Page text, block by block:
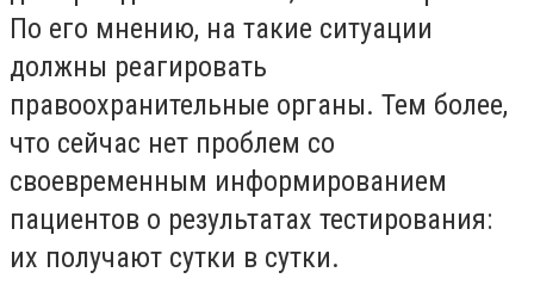
По его мнению, на такие ситуации
должны реагировать
правоохранительные органы. Тем более,
что сейчас нет проблем со
своевременным информированием
пациентов о результатах тестирования:
их получают сутки в сутки.